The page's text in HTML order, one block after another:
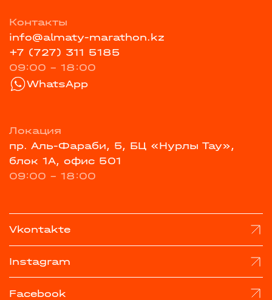
Контакты
info@almaty-marathon.kz
+7 (727) 311 5185
09:00 - 18:00
WhatsApp
Локация
пр. Аль-Фараби, 5, БЦ «Нурлы Тау»,
блок 1А, офис 501
09:00 - 18:00
Vkontakte
Instagram
Facebook